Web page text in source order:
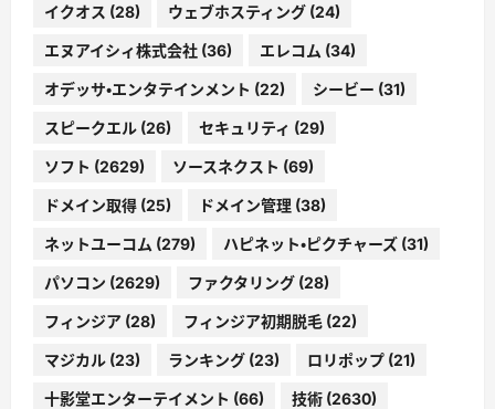
イクオス (28) ウェブホスティング (24)
エヌアイシィ株式会社 (36) エレコム (34)
オデッサ・エンタテインメント (22) シービー (31)
スピークエル (26) セキュリティ (29)
ソフト (2629) ソースネクスト (69)
ドメイン取得 (25) ドメイン管理 (38)
ネットユーコム (279) ハピネット・ピクチャーズ (31)
パソコン (2629) ファクタリング (28)
フィンジア (28) フィンジア初期脱毛 (22)
マジカル (23) ランキング (23) ロリポップ (21)
十影堂エンターテイメント (66) 技術 (2630)